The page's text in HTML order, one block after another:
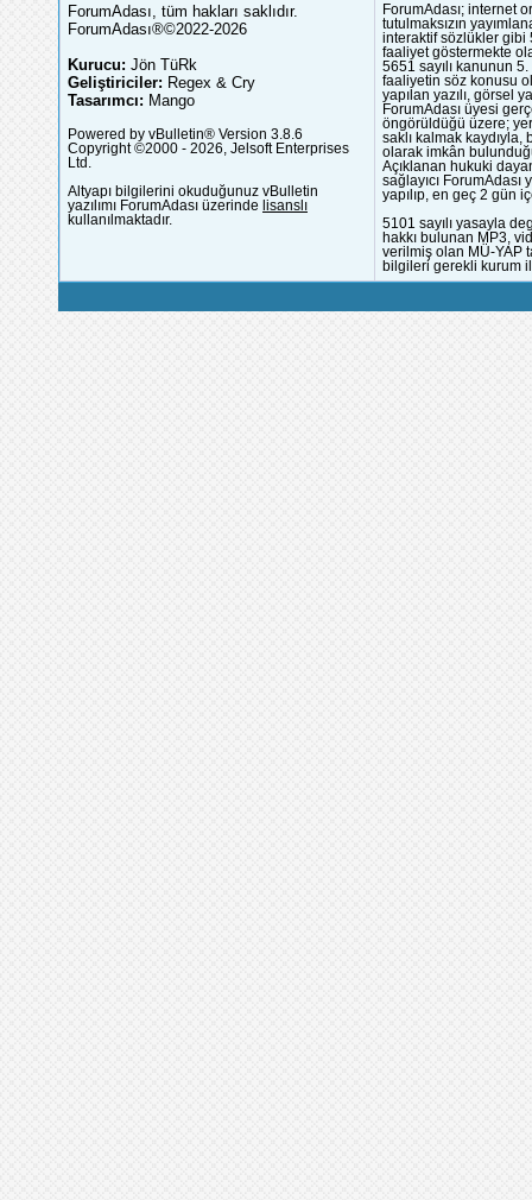
ForumAdası, tüm hakları saklıdır.
ForumAdası®©2022-2026
Kurucu: Jön TüRk
Geliştiriciler: Regex & Cry
Tasarımcı: Mango
Powered by vBulletin® Version 3.8.6
Copyright ©2000 - 2026, Jelsoft Enterprises
Ltd.
Altyapı bilgilerini okuduğunuz vBulletin
yazılımı ForumAdası üzerinde lisanslı
kullanılmaktadır.
ForumAdası; internet
tutulmaksızın
interaktif sözlükler gibi
faaliyet göstermekte
5651 sayılı kanunun
faaliyetin söz konusu
yapılan yazılı, görsel
ForumAdası üyesi
öngörüldüğü üzere;
saklı kalmak
olarak imkân
Açıklanan hukuki
sağlayıcı
yapılıp, en geç 2 gün
5101 sayılı yasayla
hakkı bulunan MP3,
verilmiş olan MÜ-YAP
bilgileri gerekli kurum